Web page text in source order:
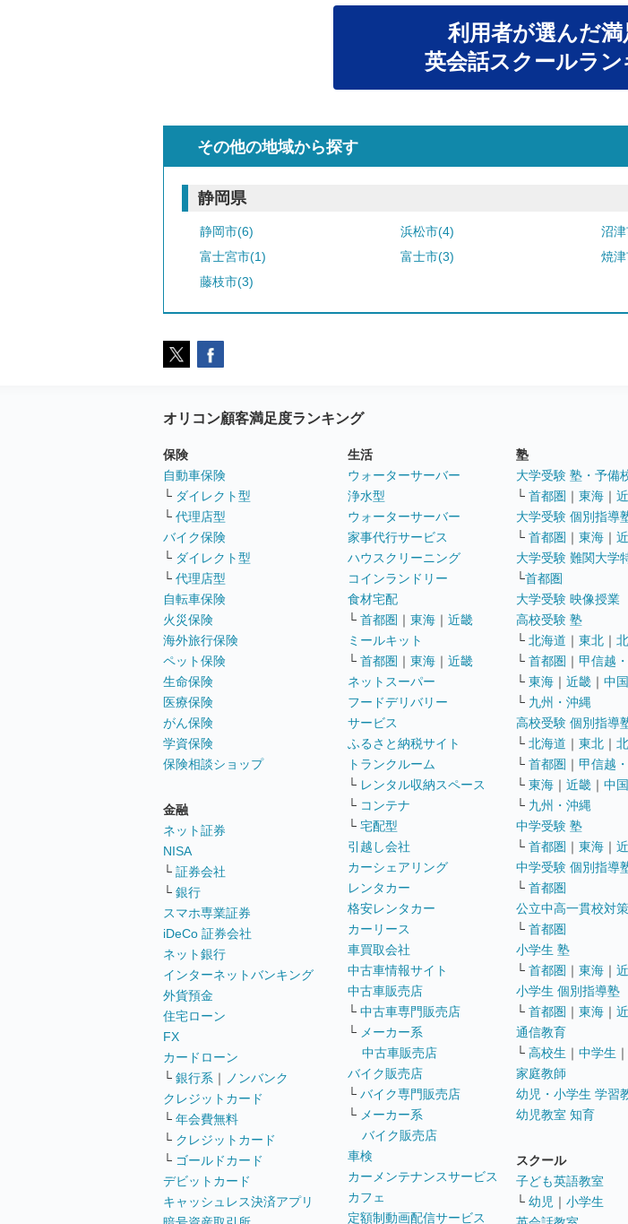
利用者が選んだ満
英会話スクールラ
その他の地域から探す
静岡県
静岡市(6) 浜松市(4) 沼
富士宮市(1)
富士市(3) 焼
藤枝市(3)
オリコン顧客満足度ランキング
保険
自動車保険
└ ダイレクト型
└ 代理店型
バイク保険
└ ダイレクト型
└ 代理店型
自転車保険
火災保険
海外旅行保険
ペット保険
生命保険
医療保険
がん保険
学資保険
保険相談ショップ
金融
ネット証券
NISA
└ 証券会社
└ 銀行
スマホ専業証券
iDeCo 証券会社
ネット銀行
インターネットバンキング
外貨預金
住宅ローン
FX
カードローン
└ 銀行系 ｜
ノンバンク
クレジットカード
└ 年会費無料
└ クレジットカード
└ ゴールドカード
デビットカード
キャッシュレス決済アプリ
生活
ウォーターサーバー
浄水型
ウォーターサーバー
家事代行サービス
ハウスクリーニング
コインランドリー
食材宅配
└ 首都圏 ｜ 東海 ｜ 近畿
ミールキット
└ 首都圏 ｜ 東海 ｜ 近畿
ネットスーパー
フードデリバリー
サービス
ふるさと納税サイト
トランクルーム
└ レンタル収納スペース
└ コンテナ
└ 宅配型
引越し会社
カーシェアリング
レンタカー
格安レンタカー
カーリース
車買取会社
中古車情報サイト
中古車販売店
└ 中古車専門販売店
└ メーカー系
中古車販売店
バイク販売店
└ バイク専門販売店
└ メーカー系
バイク販売店
車検
カーメンテナンスサービス
カフェ
定額制動画配信サービス
塾
大学受験 塾・予備
└ 首都圏 ｜ 東海 ｜
大学受験 個別指導
└ 首都圏 ｜ 東海 ｜
大学受験 難関大学
└首都圏
大学受験 映像授業
高校受験 塾
└ 北海道 ｜ 東北 ｜
└ 首都圏 ｜ 甲信越
└ 東海 ｜ 近畿 ｜ 中
└ 九州・沖縄
高校受験 個別指導
└ 北海道 ｜ 東北 ｜
└ 首都圏 ｜ 甲信越
└ 東海 ｜ 近畿 ｜ 中
└ 九州・沖縄
中学受験 塾
└ 首都圏 ｜ 東海 ｜
中学受験 個別指導
└ 首都圏
公立中高一貫校対
└ 首都圏
小学生 塾
└ 首都圏 ｜ 東海 ｜
小学生 個別指導塾
└ 首都圏 ｜ 東海 ｜
通信教育
└ 高校生 ｜ 中学生 ｜
家庭教師
幼児・小学生 学習
幼児教室 知育
スクール
子ども英語教室
└ 幼児 ｜ 小学生